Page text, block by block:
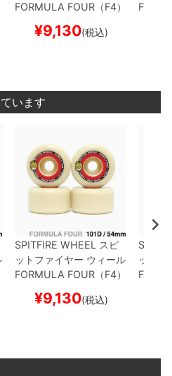
FORMULA FOUR（F4）
¥9,130(税込)
います
SPITFIRE WHEEL
スピ
ットファイヤー ウィール
FORMULA FOUR（F4）
¥9,130(税込)
ットフ